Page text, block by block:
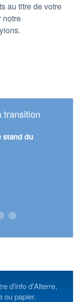
au titre de votre
notre
transition
stand du
d'info d'Alterre,
ou papier.